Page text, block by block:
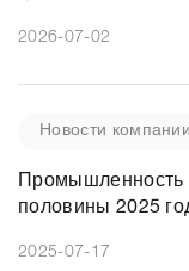
2026-07-02
Новости компании
Промышленность
половины 2025
2025-07-17